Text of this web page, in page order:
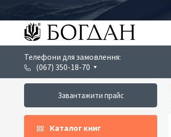
Телефони для замовлення:
(067) 350-18-70
Завантажити прайс
Каталог книг